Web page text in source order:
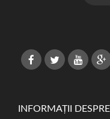
INFORMAȚII